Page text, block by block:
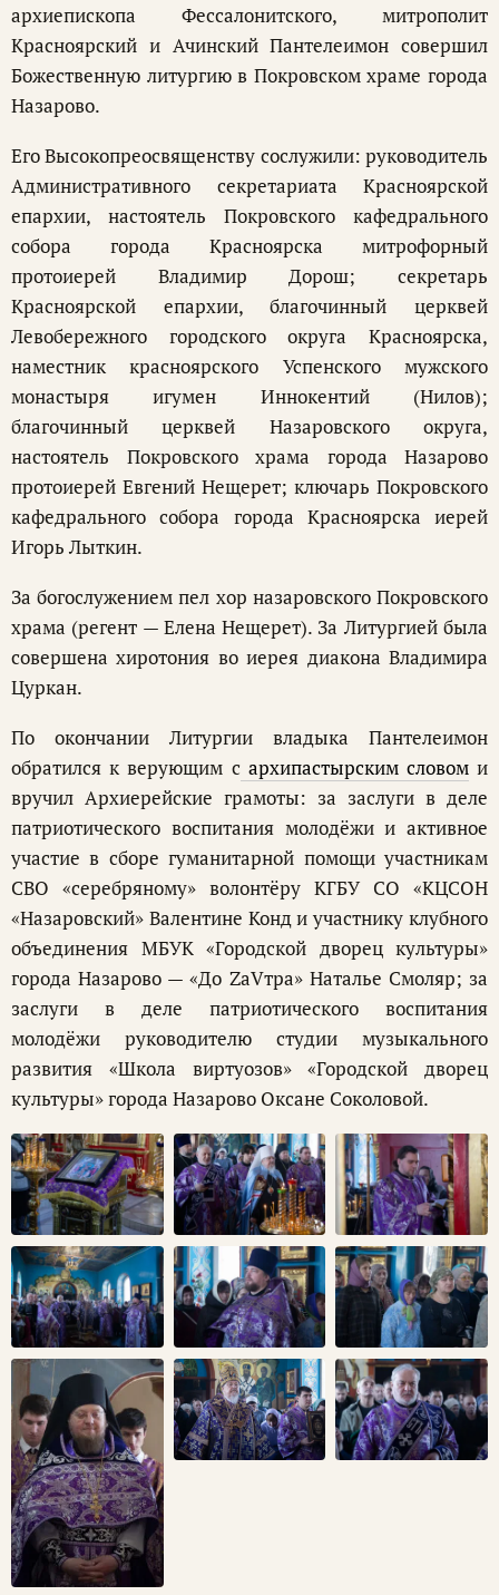
архиепископа Фессалонитского, митрополит
Красноярский и Ачинский Пантелеимон совершил
Божественную литургию в Покровском храме города
Назарово.
Его Высокопреосвященству сослужили: руководитель
Административного секретариата Красноярской
епархии, настоятель Покровского кафедрального
собора города Красноярска митрофорный
протоиерей Владимир Дорош; секретарь
Красноярской епархии, благочинный церквей
Левобережного городского округа Красноярска,
наместник красноярского Успенского мужского
монастыря игумен Иннокентий (Нилов);
благочинный церквей Назаровского округа,
настоятель Покровского храма города Назарово
протоиерей Евгений Нещерет; ключарь Покровского
кафедрального собора города Красноярска иерей
Игорь Лыткин.
За богослужением пел хор назаровского Покровского
храма (регент — Елена Нещерет). За Литургией была
совершена хиротония во иерея диакона Владимира
Цуркан.
По окончании Литургии владыка Пантелеимон
обратился к верующим с архипастырским словоми
вручил Архиерейские грамоты: за заслуги в деле
патриотического воспитания молодёжи и активное
участие в сборе гуманитарной помощи участникам
СВО «серебряному» волонтёру КГБУ СО «КЦСОН
«Назаровский» Валентине Конд и участнику клубного
объединения МБУК «Городской дворец культуры»
города Назарово — «До ZаVтра» Наталье Смоляр; за
заслуги в деле патриотического воспитания
молодёжи руководителю студии музыкального
развития «Школа виртуозов» «Городской дворец
культуры» города Назарово Оксане Соколовой.